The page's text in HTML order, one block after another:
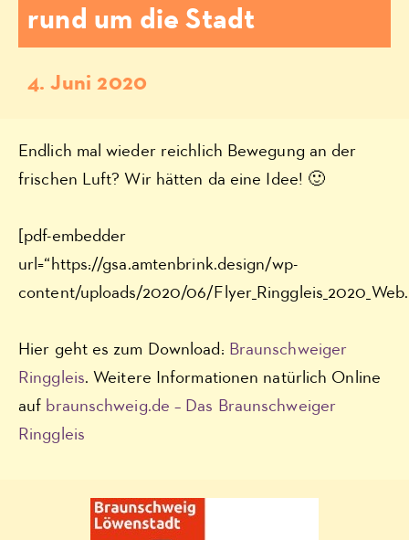
rund um die Stadt
4. Juni 2020
Endlich mal wieder reichlich Bewegung an der
frischen Luft? Wir hätten da eine Idee! 🙂
[pdf-embedder
url=“https://gsa.amtenbrink.design/wp-
content/uploads/2020/06/
Hier geht es zum Download: Braunschweiger
Ringgleis. Weitere Informationen natürlich Online
auf braunschweig.de – Das Braunschweiger
Ringgleis